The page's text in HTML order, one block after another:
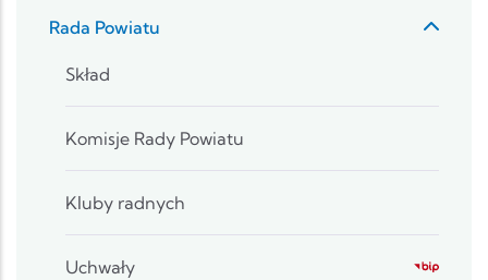
Rada Powiatu
Skład
Komisje Rady Powiatu
Kluby radnych
Uchwały